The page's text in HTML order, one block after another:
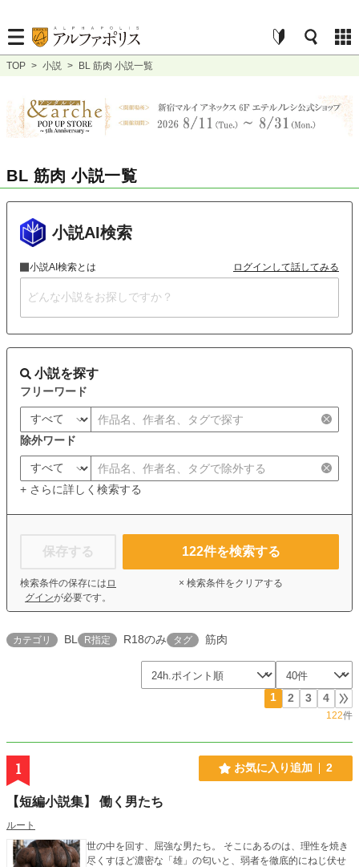
TOP > 小説 > BL 筋肉 小説一覧
BL 筋肉 小説一覧
小説AI検索
小説AI検索とは ログインして話してみる
小説を探す
フリーワード
除外ワード
+ さらに詳しく検索する
保存する
検索条件の保存には ロ
グインが必要です。
122件を検索する
× 検索条件をクリアする
カテゴリ BL R指定 R18のみ タグ 筋肉
1 2 3 4
122件
1 お気に入り追加 2
【短編小説集】 働く男たち
ルート
世の中を回す、屈強な男たち。 そこにあるのは、理性を焼き
尽くすほど濃密な「雄」の匂いと、弱者を徹底的にねじ伏せ